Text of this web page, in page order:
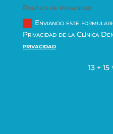
Política de privacidad
Enviando este
Privacidad de la Clínica
privacidad
13 + 15